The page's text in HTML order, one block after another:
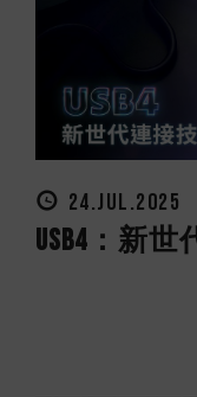
24.JUL.2025
USB4：新